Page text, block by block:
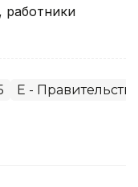
работники
E -